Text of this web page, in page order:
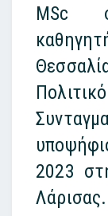
MSc
2023
Λάρισας.